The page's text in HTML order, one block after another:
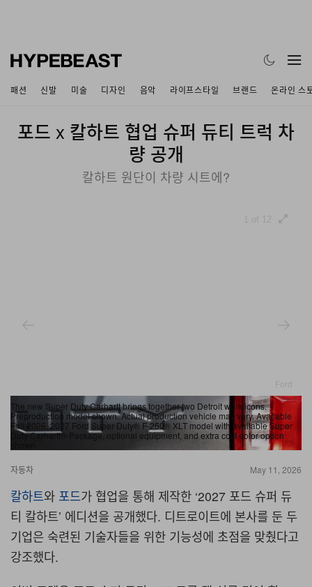
패션 신발 미술 디자인 음악 라이프스타일 브랜드 온라인 스
포드 x 칼하트 협업 슈퍼 듀티 트럭 차
량 공개
칼하트 원단이 차량 시트에?
The new Super Duty Carhartt brings together two Detroit work icons.
Preproduction model shown. Actual production vehicle may vary. Available
Fall 2026. 2027 Ford Super Duty® F-250® XLT model with available Super
Duty Carhartt® Package, optional equipment, and extra cost-color option
자동차 May 11, 2026
칼하트와 포드가 협업을 통해 제작한 ‘2027 포드 슈퍼 듀
티 칼하트’ 에디션을 공개했다. 디트로이트에 본사를 둔 두
기업은 숙련된 기술자들을 위한 기능성에 초점을 맞췄다고
강조했다.